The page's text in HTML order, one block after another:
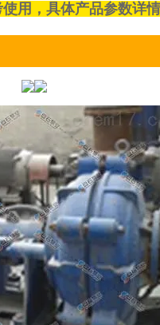
用，具体产品参数详